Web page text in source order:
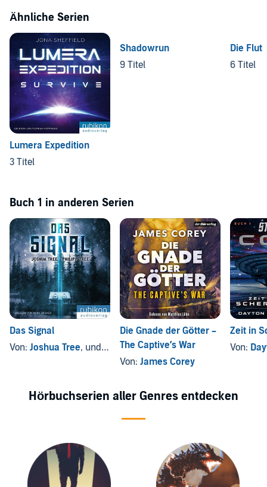
Ähnliche Serien
Lumera Expedition
3 Titel
Shadowrun
9 Titel
Die Flut
6 Titel
Buch 1 in anderen Serien
Das Signal
Von: Joshua Tree, und andere
Die Gnade der Götter –
The Captive’s War
Von: James Corey
Zeit in
Von:
Hörbuchserien aller Genres entdecken